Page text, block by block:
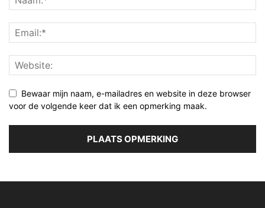
Bewaar mijn naam, e-mailadres en website in deze browser
voor de volgende keer dat ik een opmerking maak.